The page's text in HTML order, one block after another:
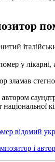
у
зламав
відомий
і